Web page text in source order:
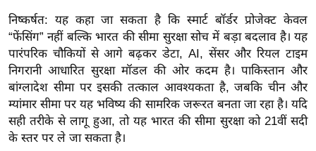
न
स्थ
ल
फि
ट
ने
स
निष्कर्षत: यह कहा जा सकता है कि स्मार्ट बॉर्डर प्रोजेक्ट केवल
“फेंसिंग” नहीं बल्कि भारत की सीमा सुरक्षा सोच में बड़ा बदलाव है। यह
पारंपरिक चौकियों से आगे बढ़कर डेटा, AI, सेंसर और रियल टाइम
निगरानी आधारित सुरक्षा मॉडल की ओर कदम है। पाकिस्तान और
बांग्लादेश सीमा पर इसकी तत्काल आवश्यकता है, जबकि चीन और
म्यांमार सीमा पर यह भविष्य की सामरिक जरूरत बनता जा रहा है। यदि
सही तरीके से लागू हुआ, तो यह भारत की सीमा सुरक्षा को 21वीं सदी
के स्तर पर ले जा सकता है।